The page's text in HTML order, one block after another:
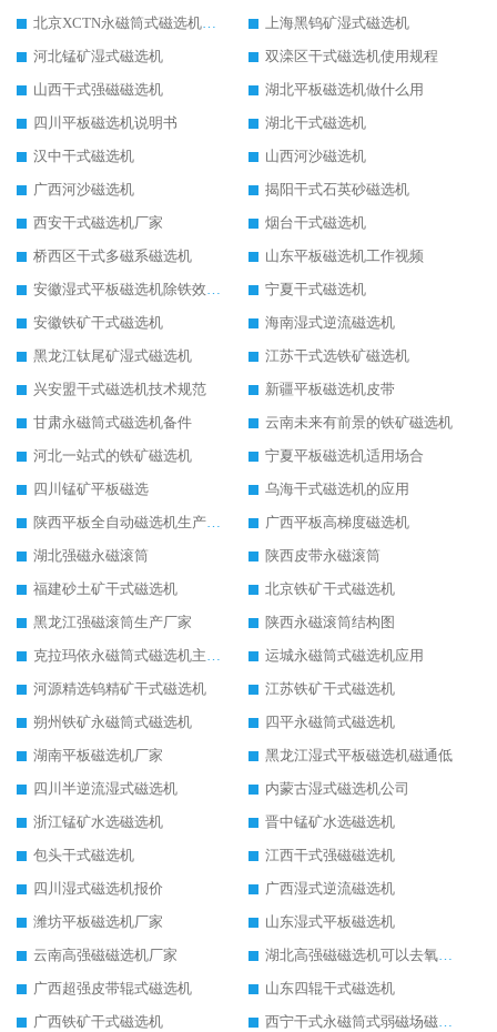
北京XCTN永磁筒式磁选机磁块位置
上海黑钨矿湿式磁选机
河北锰矿湿式磁选机
双滦区干式磁选机使用规程
山西干式强磁磁选机
湖北平板磁选机做什么用
四川平板磁选机说明书
湖北干式磁选机
汉中干式磁选机
山西河沙磁选机
广西河沙磁选机
揭阳干式石英砂磁选机
西安干式磁选机厂家
烟台干式磁选机
桥西区干式多磁系磁选机
山东平板磁选机工作视频
安徽湿式平板磁选机除铁效果怎么样
宁夏干式磁选机
安徽铁矿干式磁选机
海南湿式逆流磁选机
黑龙江钛尾矿湿式磁选机
江苏干式选铁矿磁选机
兴安盟干式磁选机技术规范
新疆平板磁选机皮带
甘肃永磁筒式磁选机备件
云南未来有前景的铁矿磁选机
河北一站式的铁矿磁选机
宁夏平板磁选机适用场合
四川锰矿平板磁选
乌海干式磁选机的应用
陕西平板全自动磁选机生产厂家
广西平板高梯度磁选机
湖北强磁永磁滚筒
陕西皮带永磁滚筒
福建砂土矿干式磁选机
北京铁矿干式磁选机
黑龙江强磁滚筒生产厂家
陕西永磁滚筒结构图
克拉玛依永磁筒式磁选机主要技术参数
运城永磁筒式磁选机应用
河源精选钨精矿干式磁选机
江苏铁矿干式磁选机
朔州铁矿永磁筒式磁选机
四平永磁筒式磁选机
湖南平板磁选机厂家
黑龙江湿式平板磁选机磁通低
四川半逆流湿式磁选机
内蒙古湿式磁选机公司
浙江锰矿水选磁选机
晋中锰矿水选磁选机
包头干式磁选机
江西干式强磁磁选机
四川湿式磁选机报价
广西湿式逆流磁选机
潍坊平板磁选机厂家
山东湿式平板磁选机
云南高强磁磁选机厂家
湖北高强磁磁选机可以去氧化铝
广西超强皮带辊式磁选机
山东四辊干式磁选机
广西铁矿干式磁选机
西宁干式永磁筒式弱磁场磁选机结构图